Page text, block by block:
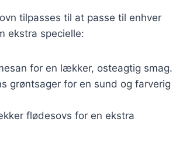
tilpasses til at passe til enhver
ekstra specielle:
for en lækker, osteagtig smag.
grøntsager for en sund og farverig
flødesovs for en ekstra